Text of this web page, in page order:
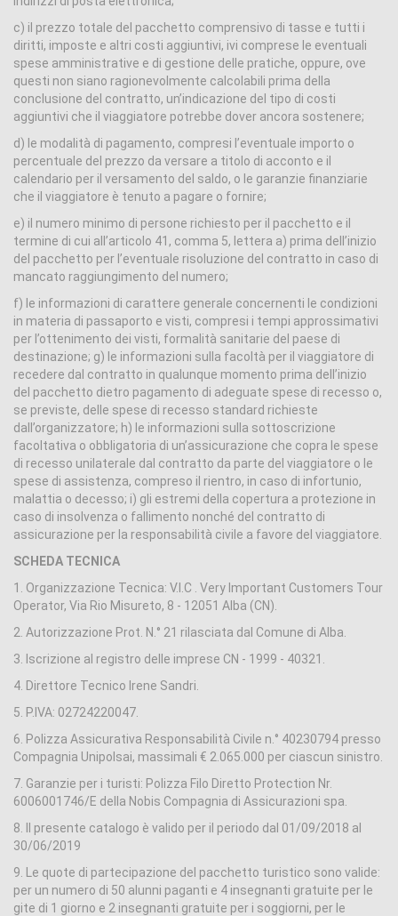
c) il prezzo totale del pacchetto comprensivo di tasse e tutti i
diritti, imposte e altri costi aggiuntivi, ivi comprese le eventuali
spese amministrative e di gestione delle pratiche, oppure, ove
questi non siano ragionevolmente calcolabili prima della
conclusione del contratto, un’indicazione del tipo di costi
aggiuntivi che il viaggiatore potrebbe dover ancora sostenere;
d) le modalità di pagamento, compresi l’eventuale importo o
percentuale del prezzo da versare a titolo di acconto e il
calendario per il versamento del saldo, o le garanzie finanziarie
che il viaggiatore è tenuto a pagare o fornire;
e) il numero minimo di persone richiesto per il pacchetto e il
termine di cui all’articolo 41, comma 5, lettera a) prima dell’inizio
del pacchetto per l’eventuale risoluzione del contratto in caso di
mancato raggiungimento del numero;
f) le informazioni di carattere generale concernenti le condizioni
in materia di passaporto e visti, compresi i tempi approssimativi
per l’ottenimento dei visti, formalità sanitarie del paese di
destinazione; g) le informazioni sulla facoltà per il viaggiatore di
recedere dal contratto in qualunque momento prima dell’inizio
del pacchetto dietro pagamento di adeguate spese di recesso o,
se previste, delle spese di recesso standard richieste
dall’organizzatore; h) le informazioni sulla sottoscrizione
facoltativa o obbligatoria di un’assicurazione che copra le spese
di recesso unilaterale dal contratto da parte del viaggiatore o le
spese di assistenza, compreso il rientro, in caso di infortunio,
malattia o decesso; i) gli estremi della copertura a protezione in
caso di insolvenza o fallimento nonché del contratto di
assicurazione per la responsabilità civile a favore del viaggiatore.
SCHEDA TECNICA
1. Organizzazione Tecnica: V.I.C . Very Important Customers Tour
Operator, Via Rio Misureto, 8 - 12051 Alba (CN).
2. Autorizzazione Prot. N.° 21 rilasciata dal Comune di Alba.
3. Iscrizione al registro delle imprese CN - 1999 - 40321.
4. Direttore Tecnico Irene Sandri.
5. P.IVA: 02724220047.
6. Polizza Assicurativa Responsabilità Civile n.° 40230794 presso
Compagnia Unipolsai, massimali € 2.065.000 per ciascun sinistro.
7. Garanzie per i turisti: Polizza Filo Diretto Protection Nr.
6006001746/E della Nobis Compagnia di Assicurazioni spa.
8. Il presente catalogo è valido per il periodo dal 01/09/2018 al
30/06/2019
9. Le quote di partecipazione del pacchetto turistico sono valide:
per un numero di 50 alunni paganti e 4 insegnanti gratuite per le
gite di 1 giorno e 2 insegnanti gratuite per i soggiorni, per le